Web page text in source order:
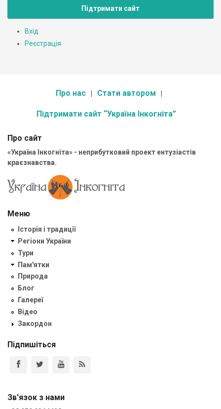
Підтримати сайт
Вхід
Реєстрація
Про нас Стати автором
Підтримати сайт “Україна Інкогніта”
Про сайт
«Україна Інкогніта» - неприбутковий проект ентузіастів
краєзнавства.
Меню
Історія і традиції
Регіони України
Тури
Пам'ятки
Природа
Блог
Галереї
Відео
Закордон
Підпишіться
Зв'язок з нами